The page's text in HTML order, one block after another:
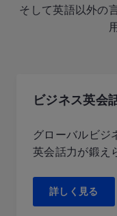
そして英語以外の
ビジネス英会
グローバルビジ
英会話力が鍛え
詳しく見る